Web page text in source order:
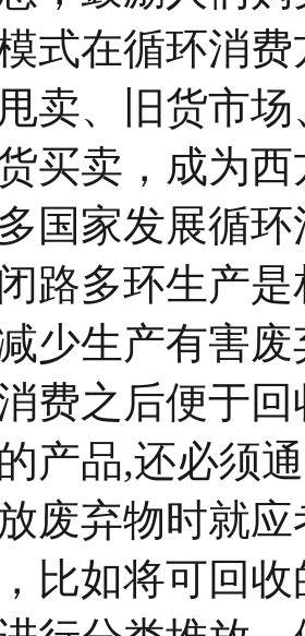
式在循环消
卖、旧货市
买卖，成为
国家发展循
路多环生产
少生产有害
费之后便于
产品,还必须
废弃物时就
比如将可回